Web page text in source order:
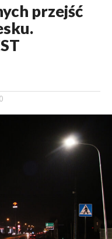
przejść